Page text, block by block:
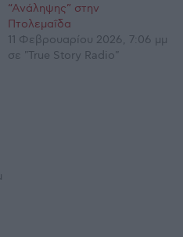
“Ανάληψης” στην
Πτολεμαΐδα
11 Φεβρουαρίου 2026, 7:06 μμ
σε "True Story Radio"